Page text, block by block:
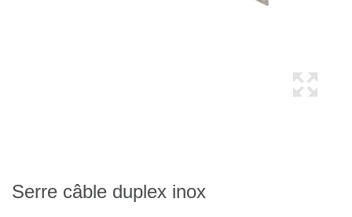
Serre câble duplex inox